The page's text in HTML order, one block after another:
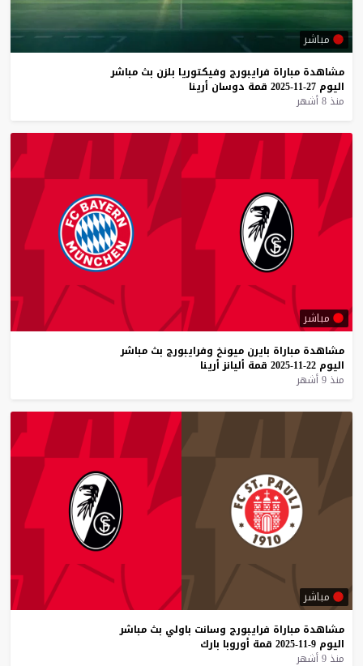
مباشر
مشاهدة مباراة فرايبورج وفيكتوريا بلزن بث مباشر
اليوم 27-11-2025 قمة دوسان أرينا
منذ 8 أشهر
مباشر
مشاهدة مباراة بايرن ميونخ وفرايبورج بث مباشر
اليوم 22-11-2025 قمة أليانز أرينا
منذ 9 أشهر
مباشر
مشاهدة مباراة فرايبورج وسانت باولي بث مباشر
اليوم 9-11-2025 قمة أوروبا بارك
منذ 9 أشهر